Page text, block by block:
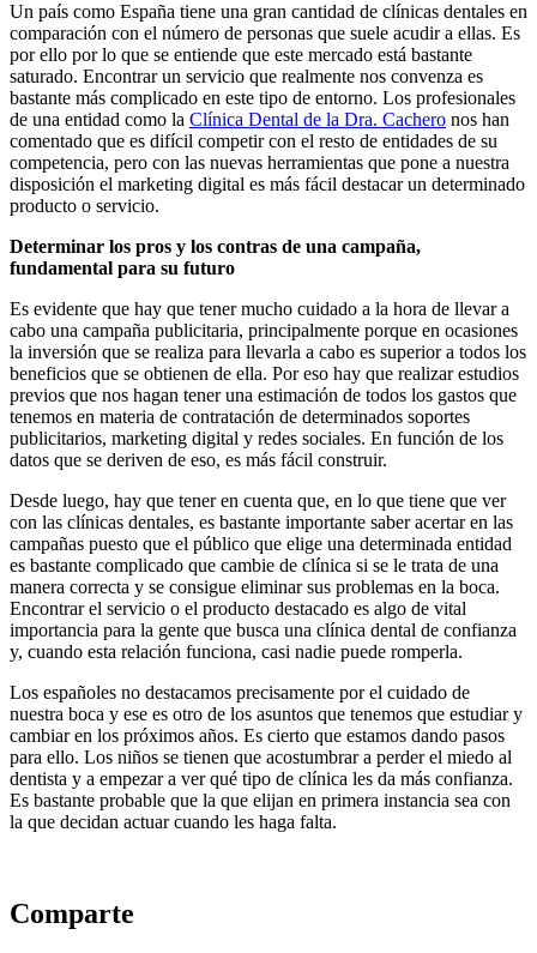
Un país como España tiene una gran cantidad de clínicas dentales en
comparación con el número de personas que suele acudir a ellas. Es
por ello por lo que se entiende que este mercado está bastante
saturado. Encontrar un servicio que realmente nos convenza es
bastante más complicado en este tipo de entorno. Los profesionales
de una entidad como la Clínica Dental de la Dra. Cachero nos han
comentado que es difícil competir con el resto de entidades de su
competencia, pero con las nuevas herramientas que pone a nuestra
disposición el marketing digital es más fácil destacar un determinado
producto o servicio.
Determinar los pros y los contras de una campaña,
fundamental para su futuro
Es evidente que hay que tener mucho cuidado a la hora de llevar a
cabo una campaña publicitaria, principalmente porque en ocasiones
la inversión que se realiza para llevarla a cabo es superior a todos los
beneficios que se obtienen de ella. Por eso hay que realizar estudios
previos que nos hagan tener una estimación de todos los gastos que
tenemos en materia de contratación de determinados soportes
publicitarios, marketing digital y redes sociales. En función de los
datos que se deriven de eso, es más fácil construir.
Desde luego, hay que tener en cuenta que, en lo que tiene que ver
con las clínicas dentales, es bastante importante saber acertar en las
campañas puesto que el público que elige una determinada entidad
es bastante complicado que cambie de clínica si se le trata de una
manera correcta y se consigue eliminar sus problemas en la boca.
Encontrar el servicio o el producto destacado es algo de vital
importancia para la gente que busca una clínica dental de confianza
y, cuando esta relación funciona, casi nadie puede romperla.
Los españoles no destacamos precisamente por el cuidado de
nuestra boca y ese es otro de los asuntos que tenemos que estudiar y
cambiar en los próximos años. Es cierto que estamos dando pasos
para ello. Los niños se tienen que acostumbrar a perder el miedo al
dentista y a empezar a ver qué tipo de clínica les da más confianza.
Es bastante probable que la que elijan en primera instancia sea con
la que decidan actuar cuando les haga falta.
Comparte